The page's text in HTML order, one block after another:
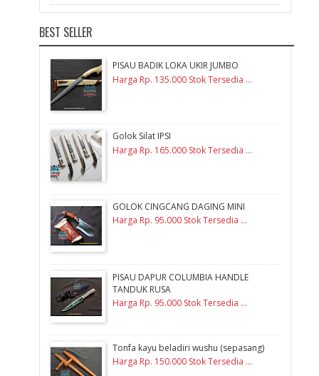
BEST SELLER
PISAU BADIK LOKA UKIR JUMBO
Harga Rp. 135.000 Stok Tersedia ...
Golok Silat IPSI
Harga Rp. 165.000 Stok Tersedia ...
GOLOK CINGCANG DAGING MINI
Harga Rp. 95.000 Stok Tersedia ...
PISAU DAPUR COLUMBIA HANDLE
TANDUK RUSA
Harga Rp. 95.000 Stok Tersedia ...
Tonfa kayu beladiri wushu (sepasang)
Harga Rp. 150.000 Stok Tersedia ...